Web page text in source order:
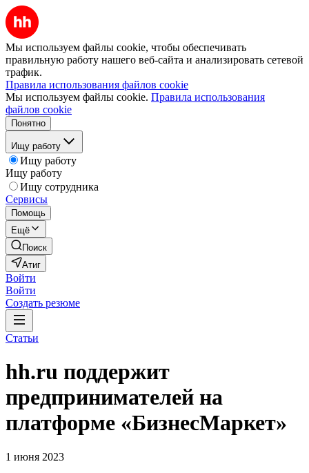
Мы используем файлы cookie, чтобы обеспечивать
правильную работу нашего веб-сайта и анализировать сетевой
трафик.
Правила использования файлов cookie
Мы используем файлы cookie. Правила использования
файлов cookie
Понятно
Ищу работу
Ищу работу
Ищу работу
Ищу сотрудника
Сервисы
Помощь
Ещё
Поиск
Атиг
Войти
Войти
Создать резюме
Статьи
hh.ru поддержит
предпринимателей на
платформе «БизнесМаркет»
1 июня 2023